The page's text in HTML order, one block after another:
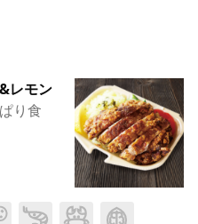
レモン
り食